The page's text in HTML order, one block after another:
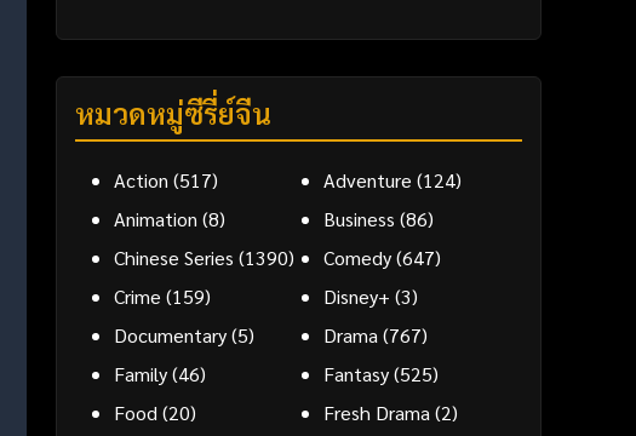
หมวดหมู่ซีรี่ย์จีน
Action (517) Adventure (124)
Animation (8) Business (86)
Chinese Series (1390) Comedy(647)
Crime (159) Disney+ (3)
Documentary(5) Drama (767)
Family(46) Fantasy(525)
Food (20) Fresh Drama (2)